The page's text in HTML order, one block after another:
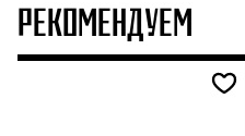
РЕКОМЕНДУЕМ